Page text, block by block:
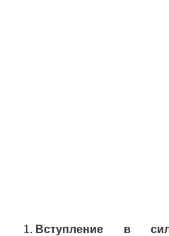
Вступление в